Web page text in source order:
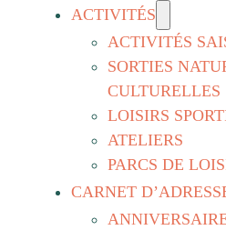
ACTIVITÉS
ACTIVITÉS
SORTIES
CULTURELLES
LOISIRS
ATELIERS
PARCS DE
CARNET